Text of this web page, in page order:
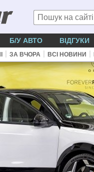
Б/У АВТО ВІДГУКИ
| ЗА ВЧОРА | ВСІ НОВИНИ |